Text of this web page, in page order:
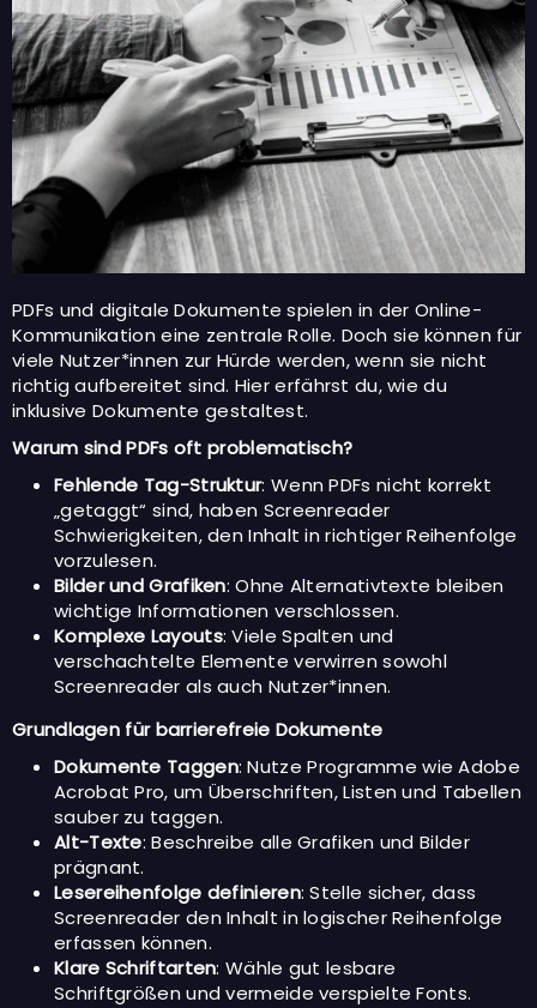
PDFs und digitale Dokumente spielen in der Online-
Kommunikation eine zentrale Rolle. Doch sie können für
viele Nutzer*innen zur Hürde werden, wenn sie nicht
richtig aufbereitet sind. Hier erfährst du, wie du
inklusive Dokumente gestaltest.
Warum sind PDFs oft problematisch?
Fehlende Tag-Struktur: Wenn PDFs nicht korrekt
„getaggt“ sind, haben Screenreader
Schwierigkeiten, den Inhalt in richtiger Reihenfolge
vorzulesen.
Bilder und Grafiken: Ohne Alternativtexte bleiben
wichtige Informationen verschlossen.
Komplexe Layouts: Viele Spalten und
verschachtelte Elemente verwirren sowohl
Screenreader als auch Nutzer*innen.
Grundlagen für barrierefreie Dokumente
Dokumente Taggen: Nutze Programme wie Adobe
Acrobat Pro, um Überschriften, Listen und Tabellen
sauber zu taggen.
Alt-Texte: Beschreibe alle Grafiken und Bilder
prägnant.
Lesereihenfolge definieren: Stelle sicher, dass
Screenreader den Inhalt in logischer Reihenfolge
erfassen können.
Klare Schriftarten: Wähle gut lesbare
Schriftgrößen und vermeide verspielte Fonts.